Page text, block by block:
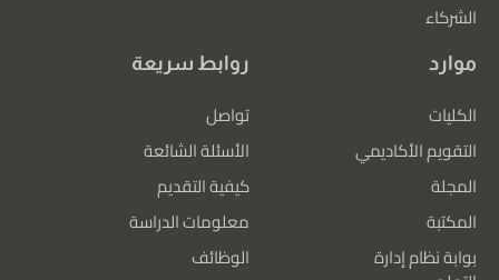
الشركاء
موارد
الكليات
التقويم الأكاديمي
المجلة
المكتبة
بوابة نظام إدارة
روابط سريعة
تواصل
الأسئلة الشائعة
كيفية التقديم
معلومات الدراسة
الوظائف